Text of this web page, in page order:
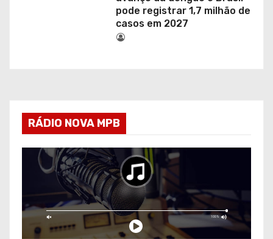
pode registrar 1,7 milhão de
casos em 2027
RÁDIO NOVA MPB